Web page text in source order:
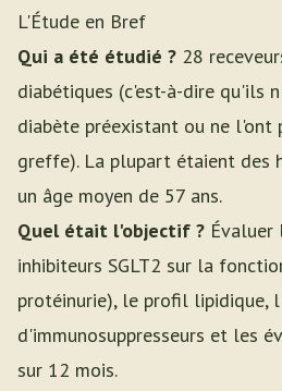
L'Étude en Bref
Qui a été étudié ? 28
diabétiques (c'est-à-dire qu'ils
diabète préexistant ou ne l'ont
greffe). La plupart étaient des
un âge moyen de 57 ans.
Quel était l'objectif ?
inhibiteurs SGLT2 sur la
protéinurie), le profil lipidique,
d'immunosuppresseurs et les
sur 12 mois.